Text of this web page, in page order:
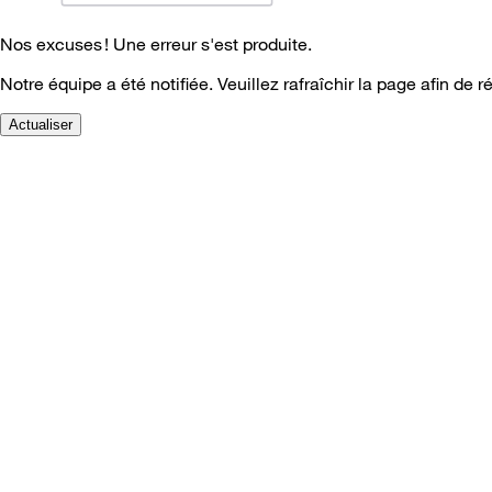
Nos excuses ! Une erreur s'est produite.
Notre équipe a été notifiée. Veuillez rafraîchir la page afin de
Actualiser